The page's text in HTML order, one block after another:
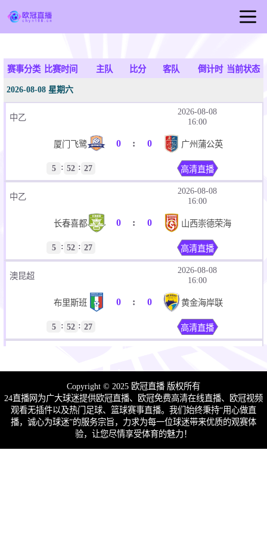
欧冠直播
足球直播
赛事分类 比赛时间 主队 比分 客队 倒计时 当前状态
2026-08-08 星期六
中乙
2026-08-08
16:00
厦门飞鹭 0 : 0 广州蒲公英
5 : 52 : 27 高清直播
中乙
2026-08-08
16:00
长春喜都 0 : 0 山西崇德荣海
5 : 52 : 27 高清直播
澳昆超
2026-08-08
16:00
布里斯班 0 : 0 黄金海岸联
5 : 52 : 27 高清直播
伊斯顿沙伯 0 : 0 温纳姆狼队
5 : 52 : 27 高清直播
2026-08-08
Copyright © 2025 欧冠直播 版权所有
24直播网为广大球迷提供欧冠直播、欧冠免费高清在线直播、欧冠视频
观看无插件以及热门足球、篮球赛事直播。我们始终秉持“用心做直
播，诚心为球迷”的服务宗旨，力求为每一位球迷带来优质的观赛体
验，让您尽情享受体育的魅力！